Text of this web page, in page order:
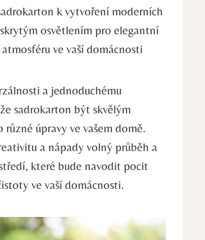
k vytvoření moderních
osvětlením pro elegantní
ve vaší domácnosti
a jednoduchému
sadrokarton být skvělým
úpravy ve vašem domě.
a nápady volný průběh a
které bude navodit pocit
ve vaší domácnosti.